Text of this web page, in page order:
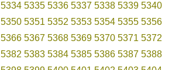
5334 5335 5336 5337 5338 5339 5340
5350 5351 5352 5353 5354 5355 5356
5366 5367 5368 5369 5370 5371 5372
5382 5383 5384 5385 5386 5387 5388